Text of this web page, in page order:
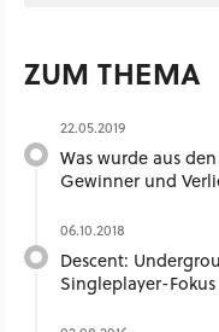
ZUM THEMA
22.05.2019
Was wurde aus
Gewinner und
06.10.2018
Descent:
Singleplayer-Fokus